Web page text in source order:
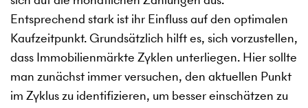
Entsprechend stark ist ihr Einfluss auf den optimalen
Kaufzeitpunkt. Grundsätzlich hilft es, sich vorzustellen,
dass Immobilienmärkte Zyklen unterliegen. Hier sollte
man zunächst immer versuchen, den aktuellen Punkt
im Zyklus zu identifizieren, um besser einschätzen zu